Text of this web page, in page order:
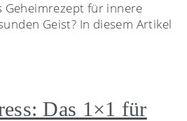
Geheimrezept für innere
Geist? In diesem Artikel
Das 1×1 für